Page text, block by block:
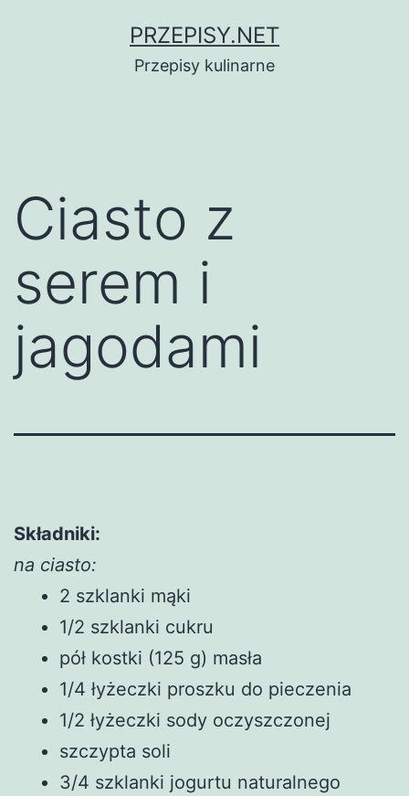
PRZEPISY.NET
Przepisy kulinarne
Ciasto z
serem i
jagodami
Składniki:
na ciasto:
2 szklanki mąki
1/2 szklanki cukru
pół kostki (125 g) masła
1/4 łyżeczki proszku do pieczenia
1/2 łyżeczki sody oczyszczonej
szczypta soli
3/4 szklanki jogurtu naturalnego